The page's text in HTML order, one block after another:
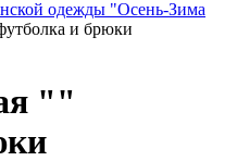
одежды "Осень-Зима
и брюки
""